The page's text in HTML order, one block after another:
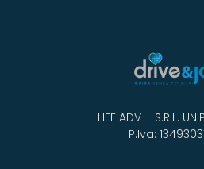
LIFE ADV – S.R.L.
P.Iva: